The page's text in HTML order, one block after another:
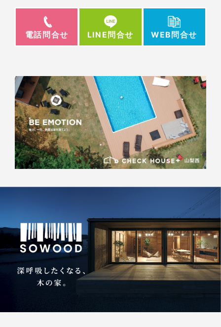
電話問合せ LINE問合せ WEB問合せ